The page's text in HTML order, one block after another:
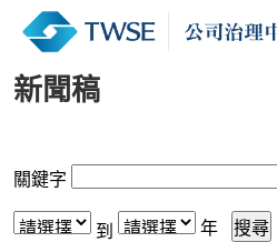
新聞稿
關鍵字
到 年